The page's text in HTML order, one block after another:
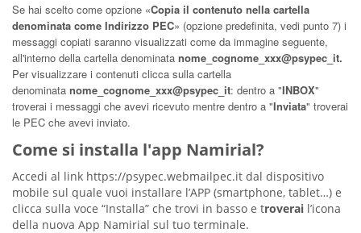
Se hai scelto come opzione «Copia il contenuto nella cartella
denominata come Indirizzo PEC» (opzione predefinita, vedi punto 7) i
messaggi copiati saranno visualizzati come da immagine seguente,
all'interno della cartella denominata nome_cognome_xxx@psypec_it.
Per visualizzare i contenuti clicca sulla cartella
denominata nome_cognome_xxx@psypec_it: dentro a "INBOX"
troverai i messaggi che avevi ricevuto mentre dentro a "Inviata" troverai
le PEC che avevi inviato.
Come si installa l'app Namirial?
Accedi al link https://psypec.webmailpec.it dal dispositivo
mobile sul quale vuoi installare l’APP (smartphone, tablet…) e
clicca sulla voce “Installa” che trovi in basso e troverai l’icona
della nuova App Namirial sul tuo terminale.